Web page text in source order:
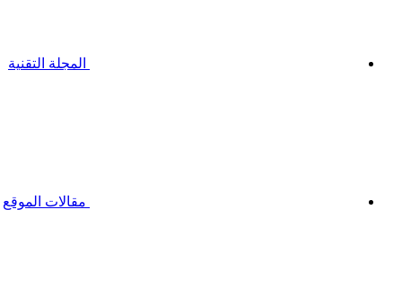
المجلة التقنية
مقالات الموقع